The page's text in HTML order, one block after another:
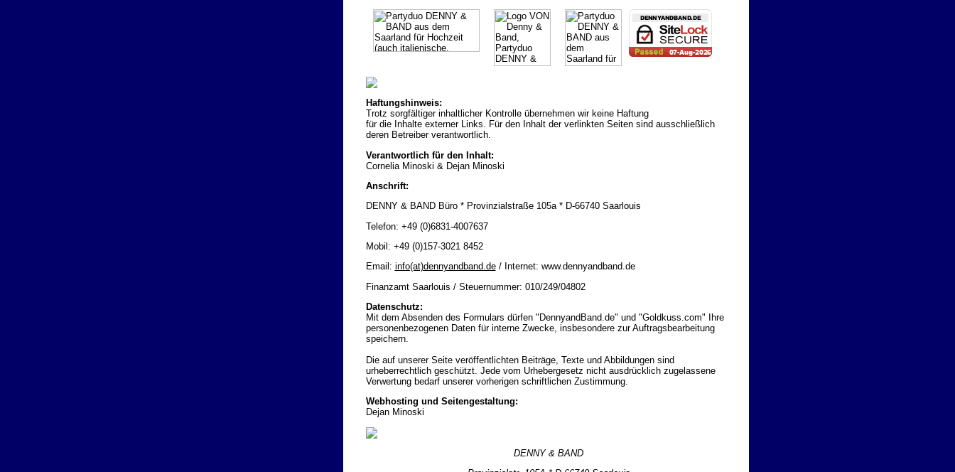
Haftungshinweis:
Trotz sorgfältiger inhaltlicher Kontrolle übernehmen wir keine Haftung
für die Inhalte externer Links. Für den Inhalt der verlinkten Seiten sind ausschließlich
deren Betreiber verantwortlich.
Verantwortlich für den Inhalt:
Cornelia Minoski & Dejan Minoski
Anschrift:
DENNY & BAND Büro * Provinzialstraße 105a * D-66740 Saarlouis
Telefon: +49 (0)6831-4007637
Mobil: +49 (0)157-3021 8452
Email: info(at)dennyandband.de/ Internet: www.dennyandband.de
Finanzamt Saarlouis / Steuernummer: 010/249/04802
Datenschutz:
Mit dem Absenden des Formulars dürfen "DennyandBand.de" und "Goldkuss.com" Ihre
personenbezogenen Daten für interne Zwecke, insbesondere zur Auftragsbearbeitung
speichern.
Die auf unserer Seite veröffentlichten Beiträge, Texte und Abbildungen sind
urheberrechtlich geschützt. Jede vom Urhebergesetz nicht ausdrücklich zugelassene
Verwertung bedarf unserer vorherigen schriftlichen Zustimmung.
Webhosting und Seitengestaltung:
Dejan Minoski
DENNY & BAND